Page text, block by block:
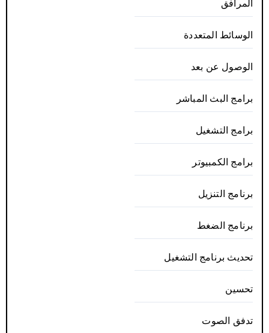
المرافق
الوسائط المتعددة
الوصول عن بعد
برامج البث المباشر
برامج التشغيل
برامج الكمبيوتر
برنامج التنزيل
برنامج الضغط
تحديث برنامج التشغيل
تحسين
تدفق الصوت